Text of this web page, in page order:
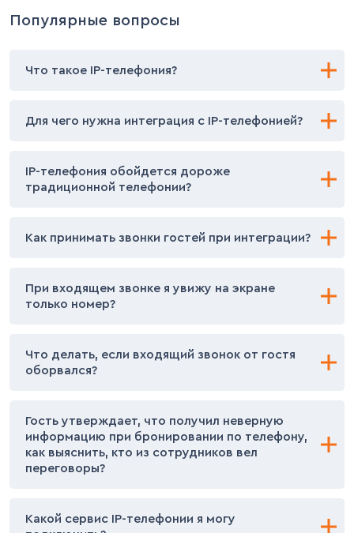
Популярные вопросы
Что такое IP-телефония?
которая позволяет осуществлять телефонные
Для чего нужна интеграция с IP-телефонией?
автоматизировать рутинные процессы и повысить
эффективность сотрудников.
IP-телефония обойдется дороже
традиционной телефонии?
на 70% дешевле, чем по проводам и на 90%
Как принимать звонки гостей при интеграции?
на устройстве с настроенной IP-телефонией, тогда
он будет отображаться на экране Bnovo PMS.
При входящем звонке я увижу на экране
только номер?
отобразится окно «Входящий вызов» и кнопкой
«Показать бронирования». Если ваш сотрудник снял
на экране.
Что делать, если входящий звонок от гостя
оборвался?
вы можете найти необходимый входящий звонок
и перезвонить гостю.
Гость утверждает, что получил неверную
информацию при бронировании по телефону,
как выяснить, кто из сотрудников вел
переговоры?
звонка, это позволит вам дополнительно
Какой сервис IP-телефонии я могу